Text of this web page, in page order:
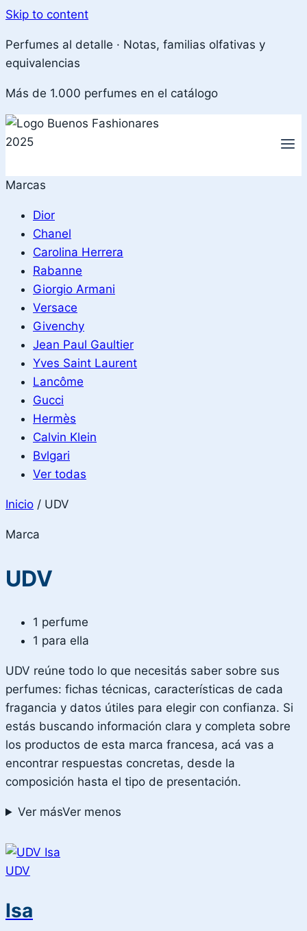
Skip to content
Perfumes al detalle · Notas, familias olfativas y
equivalencias
Más de 1.000 perfumes en el catálogo
Marcas
Dior
Chanel
Carolina Herrera
Rabanne
Giorgio Armani
Versace
Givenchy
Jean Paul Gaultier
Yves Saint Laurent
Lancôme
Gucci
Hermès
Calvin Klein
Bvlgari
Ver todas
Inicio / UDV
Marca
UDV
1 perfume
1 para ella
UDV reúne todo lo que necesitás saber sobre sus
perfumes: fichas técnicas, características de cada
fragancia y datos útiles para elegir con confianza. Si
estás buscando información clara y completa sobre
los productos de esta marca francesa, acá vas a
encontrar respuestas concretas, desde la
composición hasta el tipo de presentación.
Ver másVer menos
UDV
Isa